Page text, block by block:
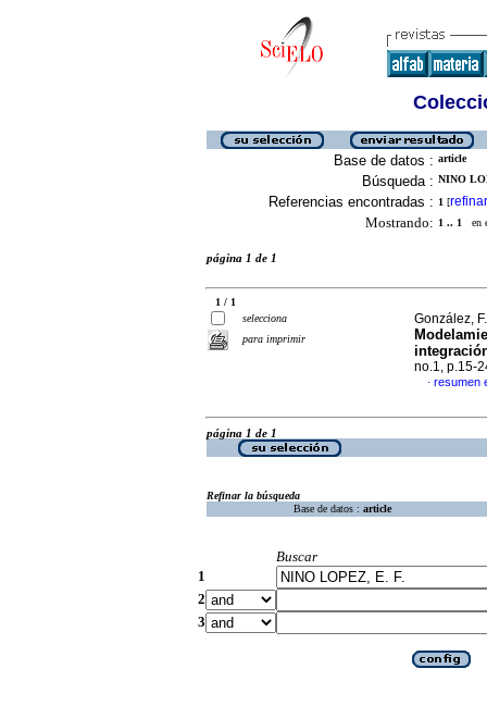
Base de datos : article
Búsqueda : NINO
Referencias encontradas : 1 [refinar
Mostrando: 1 .. 1 en
página 1 de 1
1 / 1
selecciona
para imprimir
González,
no.1, p.15-
· resumen
página 1 de 1
Refinar la búsqueda
Base de datos : article
Buscar
1
2
3